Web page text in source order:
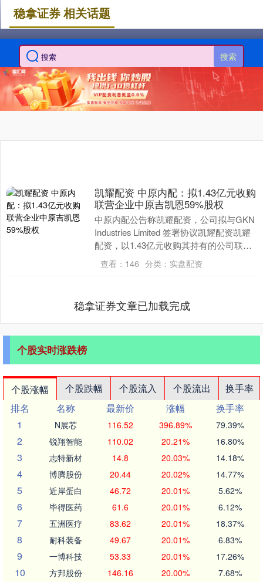
搜索
稳拿证券 相关话题
凯耀配资 中原内配：拟1.43亿元收购
联营企业中原吉凯恩59%股权
中原内配公告称凯耀配资，公司拟与GKN
Industries Limited 签署协议凯耀配资凯耀
配资，以1.43亿元收购其持有的公司联营
企业河南中原吉凯恩气缸....
查看： 146 分类： 实盘配资
稳拿证券文章已加载完成
个股实时涨跌榜
个股涨幅 个股跌幅 个股流入 个股流出
换手率
排名
名称 最新价 涨幅
换手率
1
N展芯 116.52 396.89% 79.39%
2 锐翔智能 110.02 20.21% 16.80%
3 志特新材 14.8 20.03% 14.18%
4 博腾股份 20.44 20.02% 14.77%
5 近岸蛋白 46.72 20.01% 5.62%
6 毕得医药 61.6 20.01% 6.12%
7 五洲医疗 83.62 20.01% 18.37%
8 耐科装备 49.67 20.01% 6.83%
9 一博科技 53.33 20.01% 17.26%
10 方邦股份 146.16 20.00% 7.68%